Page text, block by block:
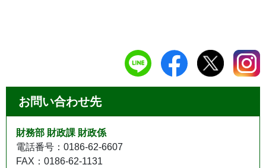
お問い合わせ先
財務部 財政課 財政係
電話番号：0186-62-6607
FAX：0186-62-1131